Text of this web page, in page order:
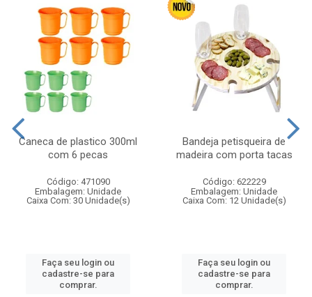
Caneca de plastico 300ml
com 6 pecas
Código: 471090
Embalagem: Unidade
Caixa Com: 30 Unidade(s)
Faça seu login ou
cadastre-se para
comprar.
Bandeja petisqueira de
madeira com porta tacas
Código: 622229
Embalagem: Unidade
Caixa Com: 12 Unidade(s)
Faça seu login ou
cadastre-se para
comprar.